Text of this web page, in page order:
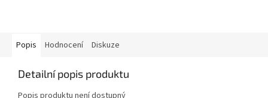
Popis Hodnocení Diskuze
Detailní popis produktu